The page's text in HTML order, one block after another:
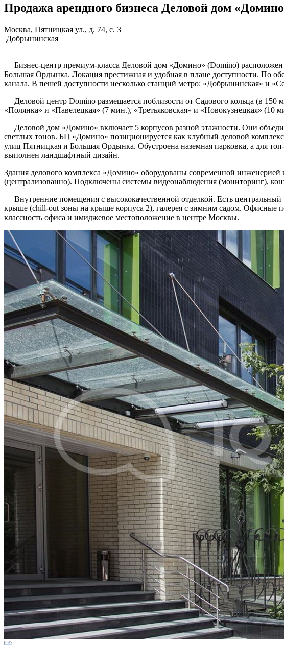
Продажа арендного бизнеса Деловой дом
Москва, Пятницкая ул., д. 74, с. 3
Добрынинская
Бизнес-центр премиум-класса Деловой дом «Домино» (Domino)
Большая Ордынка. Локация престижная и удобная в плане доступности. По
канала. В пешей доступности несколько станций метро: «Добрынинская» и
Деловой центр Domino размещается поблизости от Садового кольца (в 150
«Полянка» и «Павелецкая» (7 мин.), «Третьяковская» и «Новокузнецкая» (10
Деловой дом «Домино» включает 5 корпусов разной этажности. Они
светлых тонов. БЦ «Домино» позиционируется как клубный деловой
улиц Пятницкая и Большая Ордынка. Обустроена наземная парковка, а для
выполнен ландшафтный дизайн.
Здания делового комплекса «Домино» оборудованы современной
(централизованно). Подключены системы видеонаблюдения (мониторинг),
Внутренние помещения с высококачественной отделкой. Есть
крыше (chill-out зоны на крыше корпуса 2), галерея с зимним садом.
классность офиса и имиджевое местоположение в центре Москвы.